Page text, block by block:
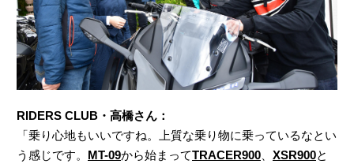
RIDERS CLUB・高橋さん：
「乗り心地もいいですね。上質な乗り物に乗っているなとい
う感じです。 MT-09から始まってTRACER900 XSR900と